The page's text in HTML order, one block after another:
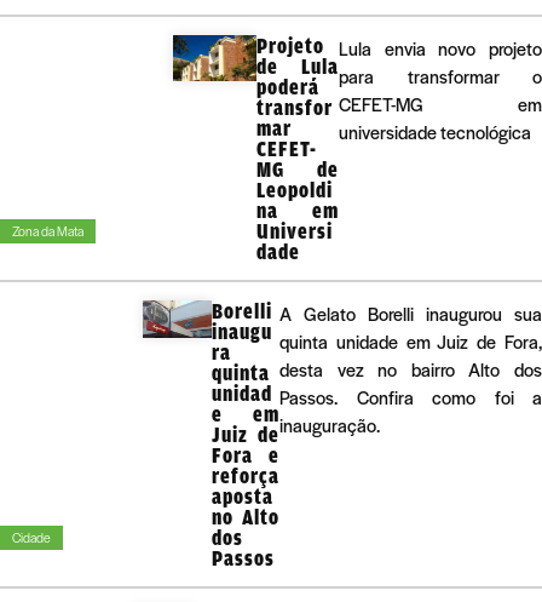
Zona da Mata
Projeto
de Lula
poderá
transfor
mar
CEFET-
MG de
Leopoldi
na em
Universi
dade
Lula envia novo projeto
para transformar o
CEFET-MG em
universidade tecnológica
Cidade
Borelli
inaugu
ra
quinta
unidad
e em
Juiz de
Fora e
reforça
aposta
no Alto
dos
Passos
A Gelato Borelli inaugurou sua
quinta unidade em Juiz de Fora,
desta vez no bairro Alto dos
Passos. Confira como foi a
inauguração.